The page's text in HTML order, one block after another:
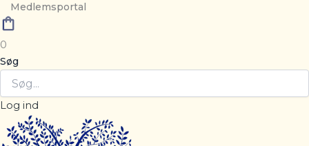
Medlemsportal
0
Søg
Log ind